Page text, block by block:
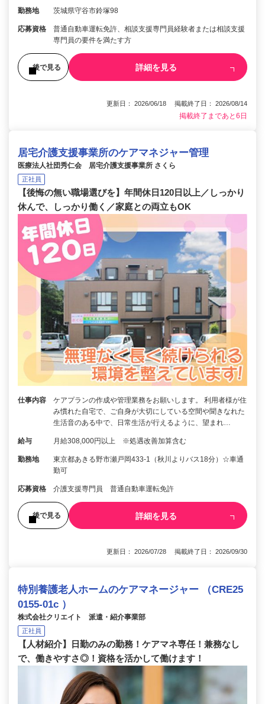
勤務地 茨城県守谷市鈴塚98
応募資格
普通自動車運転免許、相談支援専門員経験者または相談支援
専門員の要件を満たす方
後で見る 詳細を見る
更新日： 2026/06/18 掲載終了日： 2026/08/14
掲載終了まであと6日
居宅介護支援事業所のケアマネジャー管理
医療法人社団秀仁会 居宅介護支援事業所 さくら
正社員
【後悔の無い職場選びを】年間休日120日以上／しっかり
休んで、しっかり働く／家庭との両立もOK
仕事内容
ケアプランの作成や管理業務をお願いします。 利用者様が住
み慣れた自宅で、ご自身が大切にしている空間や聞きなれた
生活音のある中で、日常生活が行えるように、望まれ…
給与 月給308,000円以上 ※処遇改善加算含む
勤務地
東京都あきる野市瀬戸岡433-1（秋川よりバス18分）☆車通
勤可
応募資格 介護支援専門員 普通自動車運転免許
後で見る 詳細を見る
更新日： 2026/07/28 掲載終了日： 2026/09/30
特別養護老人ホームのケアマネージャー （CRE25
0155-01c ）
株式会社クリエイト 派遣・紹介事業部
正社員
【人材紹介】日勤のみの勤務！ケアマネ専任！兼務なし
で、働きやすさ◎！資格を活かして働けます！